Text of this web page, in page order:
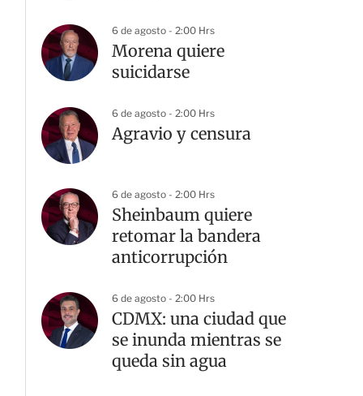
6 de agosto - 2:00 Hrs
Morena quiere
suicidarse
6 de agosto - 2:00 Hrs
Agravio y censura
6 de agosto - 2:00 Hrs
Sheinbaum quiere
retomar la bandera
anticorrupción
6 de agosto - 2:00 Hrs
CDMX: una ciudad que
se inunda mientras se
queda sin agua